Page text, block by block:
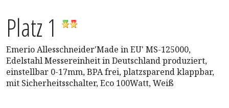
Platz 1
Emerio Allesschneider'Made in EU' MS-125000,
Edelstahl Messereinheit in Deutschland produziert,
einstellbar 0-17mm, BPA frei, platzsparend klappbar,
mit Sicherheitsschalter, Eco 100Watt, Weiß